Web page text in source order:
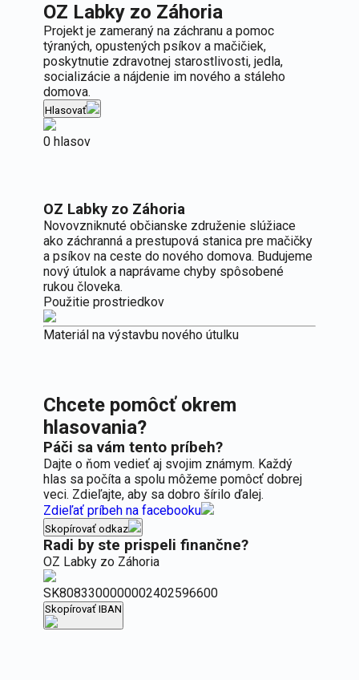
OZ Labky zo Záhoria
Projekt je zameraný na záchranu a pomoc
týraných, opustených psíkov a mačičiek,
poskytnutie zdravotnej starostlivosti, jedla,
socializácie a nájdenie im nového a stáleho
domova.
Hlasovať
0 hlasov
OZ Labky zo Záhoria
Novovzniknuté občianske združenie slúžiace
ako záchranná a prestupová stanica pre mačičky
a psíkov na ceste do nového domova. Budujeme
nový útulok a naprávame chyby spôsobené
rukou človeka.
Použitie prostriedkov
Materiál na výstavbu nového útulku
Chcete pomôcť okrem
hlasovania?
Páči sa vám tento príbeh?
Dajte o ňom vedieť aj svojim známym. Každý
hlas sa počíta a spolu môžeme pomôcť dobrej
veci. Zdieľajte, aby sa dobro šírilo ďalej.
Zdieľať príbeh na facebooku
Skopírovať odkaz
Radi by ste prispeli finančne?
OZ Labky zo Záhoria
SK8083300000002402596600
Skopírovať IBAN